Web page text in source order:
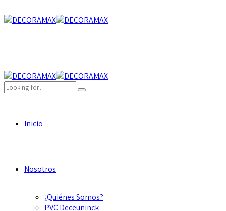
Inicio
Nosotros
¿Quiénes Somos?
PVC Deceuninck